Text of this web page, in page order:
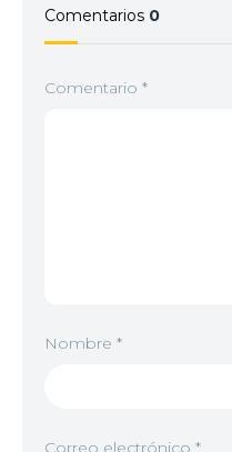
Comentarios 0
Comentario *
Nombre *
Correo electrónico *